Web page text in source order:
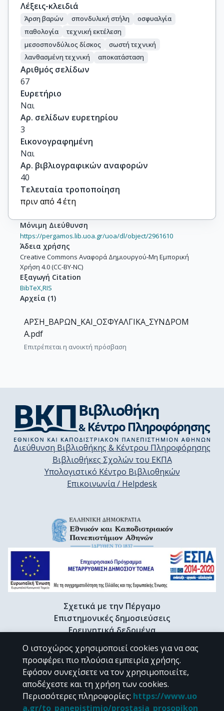
Λέξεις-κλειδιά
Άρση βαρών σπονδυλική στήλη
οσφυαλγία
παθολογία
τεχνική εκτέλεση
μεσοσπονδύλιος δίσκος
σωστή τεχνική
λανθασμένη τεχνική
αποκατάσταση
Αριθμός σελίδων
67
Ευρετήριο
Ναι
Αρ. σελίδων ευρετηρίου
3
Εικονογραφημένη
Ναι
Αρ. βιβλιογραφικών αναφορών
40
Τελευταία τροποποίηση
πριν από 4 έτη
Μόνιμη Διεύθυνση
https://pergamos.lib.uoa.gr/uoa/dl/object/2961610
Άδεια χρήσης
Creative Commons Αναφορά Δημιουργού-Μη Εμπορική
Χρήση 4.0 (CC-BY-NC)
Εξαγωγή Citation
BibTeX,RIS
Αρχεία (1)
ΑΡΣΗ_ΒΑΡΩΝ_ΚΑΙ_ΟΣΦΥΑΛΓΙΚΑ_ΣΥΝΔΡΟΜ
Α.pdf
Επιτρέπεται η ανοικτή πρόσβαση
Διεύθυνση Βιβλιοθήκης & Κέντρου Πληροφόρησης
Βιβλιοθήκες Σχολών του ΕΚΠΑ
Υπολογιστικό Κέντρο Βιβλιοθηκών
Επικοινωνία / Helpdesk
Σχετικά με την Πέργαμο
Επιστημονικές δημοσιεύσεις
Ερευνητικά δεδομένα
Διδακτορικές διατριβές & Γκρίζα βιβλιογραφία
Προφίλ Ερευνητή
CC BY-NC 4.0
Ο ιστοχώρος χρησιμοποιεί cookies για να σας
προσφέρει πιο πλούσια εμπειρία χρήσης.
Εφόσον συνεχίσετε να τον χρησιμοποιείτε,
αποδέχεστε και τη χρήση των cookies.
Περισσότερες πληροφορίες: https://www.uo
a.gr/to_panepistimio/prostasia_prosopikon_